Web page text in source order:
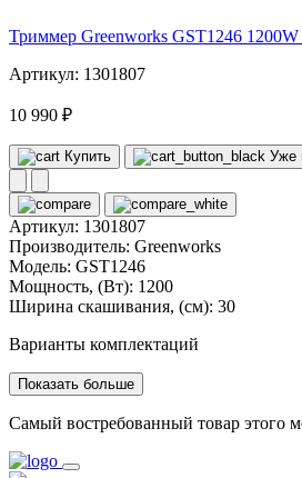
Триммер Greenworks GST1246
Артикул: 1301807
10 990 ₽
Купить Уже
Артикул: 1301807
Производитель: Greenworks
Модель: GST1246
Мощность, (Вт): 1200
Ширина скашивания, (см): 30
Варианты комплектаций
Показать больше
Самый востребованный товар этого